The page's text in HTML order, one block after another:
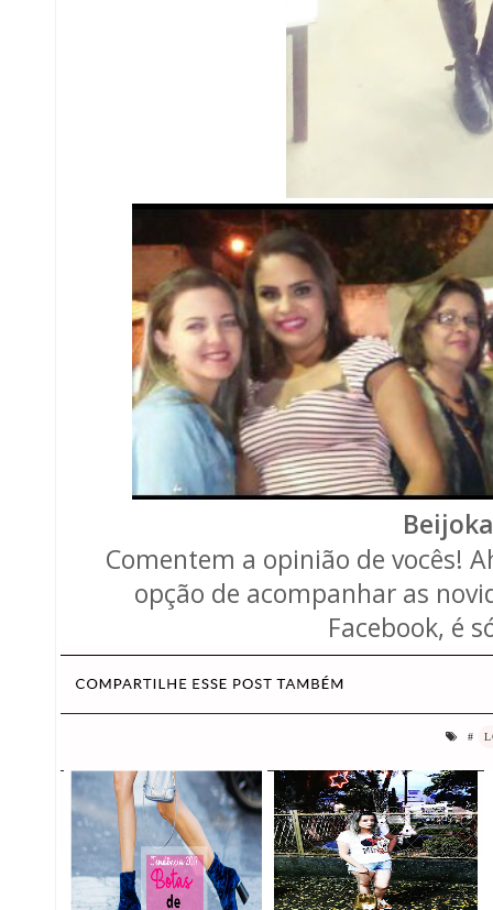
Comentem a opinião de vocês!
opção de acompanhar as
Facebook, é
#